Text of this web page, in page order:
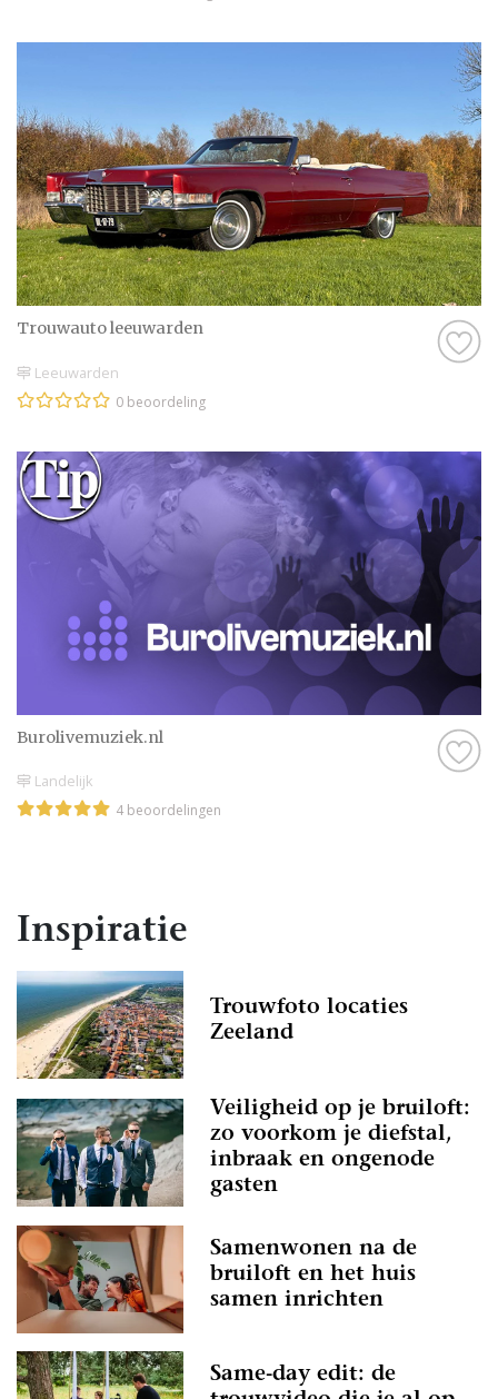
Trouwauto leeuwarden
Leeuwarden
0 beoordeling
Burolivemuziek.nl
Landelijk
4 beoordelingen
Inspiratie
Trouwfoto locaties
Zeeland
Veiligheid op je bruiloft:
zo voorkom je diefstal,
inbraak en ongenode
gasten
Samenwonen na de
bruiloft en het huis
samen inrichten
Same-day edit: de